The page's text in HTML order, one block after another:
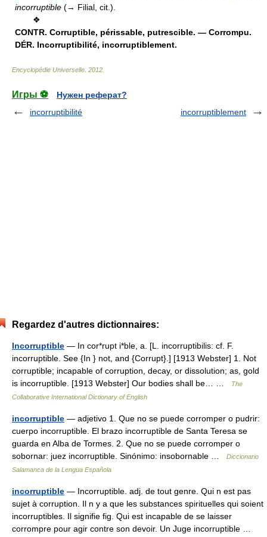
incorruptible (→ Filial, cit.).
❖
CONTR. Corruptible, périssable, putrescible. — Corrompu.
DÉR. Incorruptibilité, incorruptiblement.
Encyclopédie Universelle 2012
Игры ⚽
Нужен реферат?
incorruptibilité
incorruptiblement
Regardez d'autres dictionnaires:
Incorruptible — In cor*rupt i*ble, a. [L. incorruptibilis: cf. F.
incorruptible. See {In } not, and {Corrupt}.] [1913 Webster] 1. Not
corruptible; incapable of corruption, decay, or dissolution; as, gold
is incorruptible. [1913 Webster] Our bodies shall be… …
The
Collaborative International Dictionary of English
incorruptible — adjetivo 1. Que no se puede corromper o pudrir:
cuerpo incorruptible. El brazo incorruptible de Santa Teresa se
guarda en Alba de Tormes. 2. Que no se puede corromper o
sobornar: juez incorruptible. Sinónimo: insobornable …
Diccionario
Salamanca de la Lengua Española
incorruptible — Incorruptible. adj. de tout genre. Qui n est pas
sujet à corruption. Il n y a que les substances spirituelles qui soient
incorruptibles. Il signifie fig. Qui est incapable de se laisser
corrompre pour agir contre son devoir. Un Juge incorruptible …